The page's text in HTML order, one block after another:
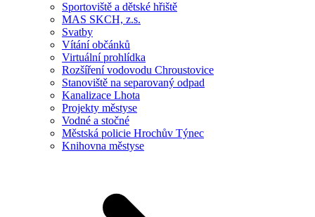
Sportoviště a dětské hřiště
MAS SKCH, z.s.
Svatby
Vítání občánků
Virtuální prohlídka
Rozšíření vodovodu Chroustovice
Stanoviště na separovaný odpad
Kanalizace Lhota
Projekty městyse
Vodné a stočné
Městská policie Hrochův Týnec
Knihovna městyse